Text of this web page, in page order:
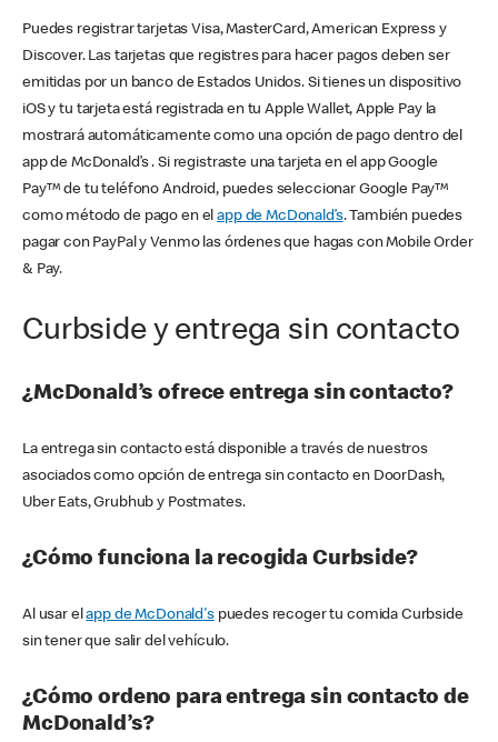
Puedes registrar tarjetas Visa, MasterCard, American Express y
Discover. Las tarjetas que registres para hacer pagos deben ser
emitidas por un banco de Estados Unidos. Si tienes un dispositivo
iOS y tu tarjeta está registrada en tu Apple Wallet, Apple Pay la
mostrará automáticamente como una opción de pago dentro del
app de McDonald’s . Si registraste una tarjeta en el app Google
Pay™ de tu teléfono Android, puedes seleccionar Google Pay™
como método de pago en elapp de McDonald’s. También puedes
pagar con PayPal y Venmo las órdenes que hagas con Mobile Order
& Pay.
Curbside y entrega sin contacto
¿McDonald’s ofrece entrega sin contacto?
La entrega sin contacto está disponible a través de nuestros
asociados como opción de entrega sin contacto en DoorDash,
Uber Eats, Grubhub y Postmates.
¿Cómo funciona la recogida Curbside?
Al usar elapp de McDonald'spuedes recoger tu comida Curbside
sin tener que salir del vehículo.
¿Cómo ordeno para entrega sin contacto de
McDonald’s?